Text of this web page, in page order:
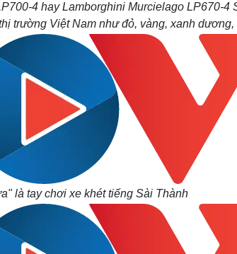
4 hay Lamborghini Murcielago LP670-4
trường Việt Nam như đỏ, vàng, xanh dương,
là tay chơi xe khét tiếng Sài Thành